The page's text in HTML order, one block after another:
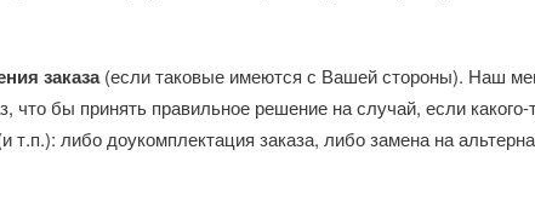
заказа(если таковые имеются с Вашей стороны). Наш
что бы принять правильное решение на случай, если какого-
т.п.): либо доукомплектация заказа, либо замена на